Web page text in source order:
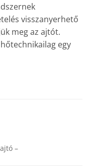
visszanyerhető
meg az ajtót.
egy
–